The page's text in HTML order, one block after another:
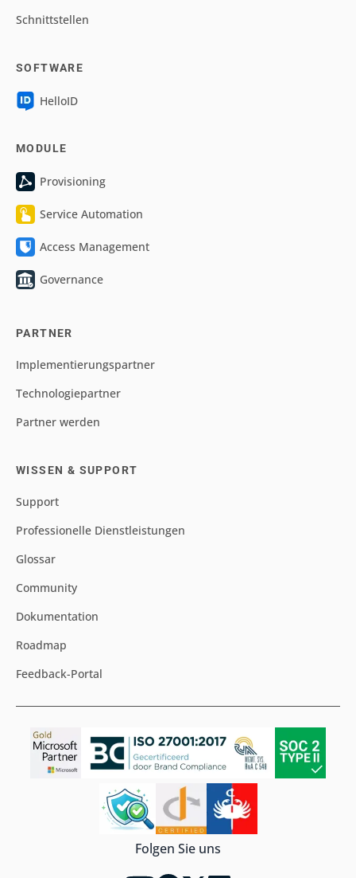
Schnittstellen
SOFTWARE
HelloID
MODULE
Provisioning
Service Automation
Access Management
Governance
PARTNER
Implementierungspartner
Technologiepartner
Partner werden
WISSEN & SUPPORT
Support
Professionelle Dienstleistungen
Glossar
Community
Dokumentation
Roadmap
Feedback-Portal
Folgen Sie uns